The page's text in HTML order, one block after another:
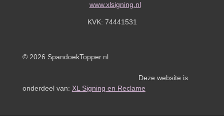
www.xlsigning.nl
KVK: 74441531
© 2026 SpandoekTopper.nl
Deze website is
onderdeel van: XL Signing en Reclame